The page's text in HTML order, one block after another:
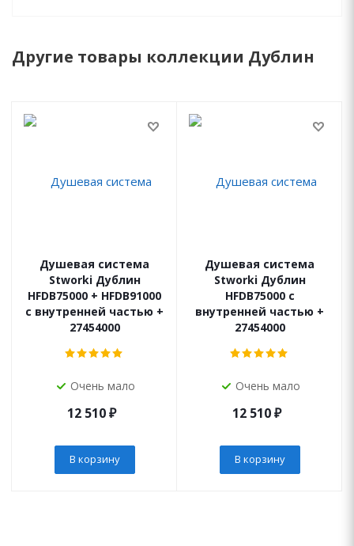
Другие товары коллекции Дублин
Душевая система
Stworki Дублин
HFDB75000 + HFDB91000
с внутренней частью +
27454000
Очень мало
12 510₽
В корзину
Душевая система
Stworki Дублин
HFDB75000 с
внутренней частью +
27454000
Очень мало
12 510₽
В корзину